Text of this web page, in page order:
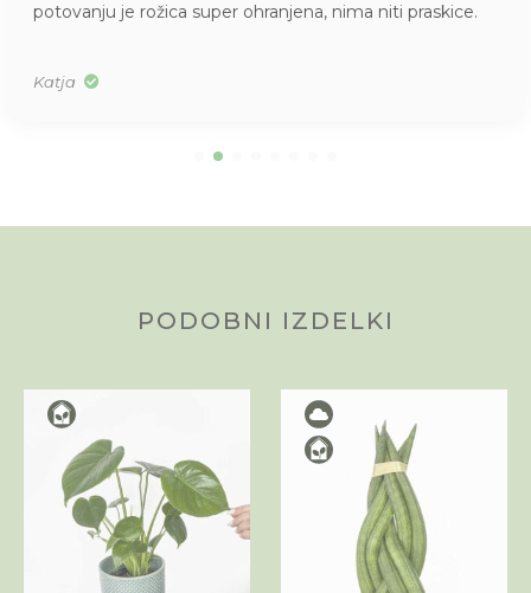
potovanju je rožica super ohranjena, nima niti praskice.
Katja
PODOBNI IZDELKI